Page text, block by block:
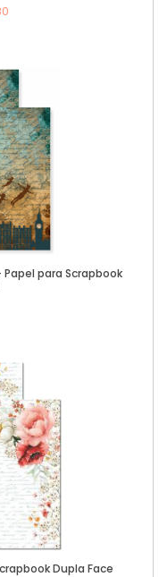
Papel para Scrapbook
Dupla Face